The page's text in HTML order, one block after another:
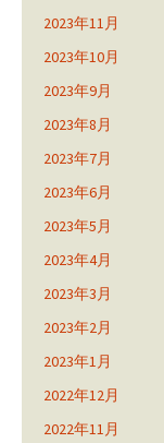
2023年11月
2023年10月
2023年9月
2023年8月
2023年7月
2023年6月
2023年5月
2023年4月
2023年3月
2023年2月
2023年1月
2022年12月
2022年11月